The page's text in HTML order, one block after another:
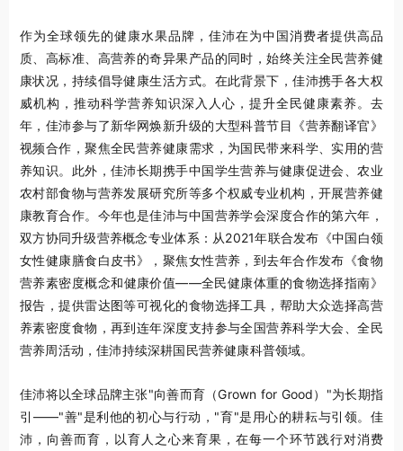
作为全球领先的健康水果品牌，佳沛在为中国消费者提供高品
质、高标准、高营养的奇异果产品的同时，始终关注全民营养健
康状况，持续倡导健康生活方式。在此背景下，佳沛携手各大权
威机构，推动科学营养知识深入人心，提升全民健康素养。去
年，佳沛参与了新华网焕新升级的大型科普节目《营养翻译官》
视频合作，聚焦全民营养健康需求，为国民带来科学、实用的营
养知识。此外，佳沛长期携手中国学生营养与健康促进会、农业
农村部食物与营养发展研究所等多个权威专业机构，开展营养健
康教育合作。今年也是佳沛与中国营养学会深度合作的第六年，
双方协同升级营养概念专业体系：从2021年联合发布《中国白领
女性健康膳食白皮书》，聚焦女性营养，到去年合作发布《食物
营养素密度概念和健康价值——全民健康体重的食物选择指南》
报告，提供雷达图等可视化的食物选择工具，帮助大众选择高营
养素密度食物，再到连年深度支持参与全国营养科学大会、全民
营养周活动，佳沛持续深耕国民营养健康科普领域。
佳沛将以全球品牌主张"向善而育（Grown for Good）"为长期指
引——"善"是利他的初心与行动，"育"是用心的耕耘与引领。佳
沛，向善而育，以育人之心来育果，在每一个环节践行对消费